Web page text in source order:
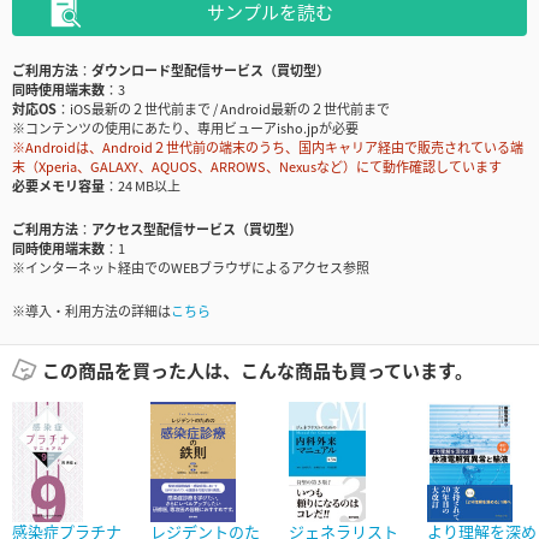
サンプルを読む
ご利用方法
ダウンロード型配信サービス（買切型）
同時使用端末数
3
対応OS
iOS最新の２世代前まで / Android最新の２世代前まで
※コンテンツの使用にあたり、専用ビューアisho.jpが必要
※Androidは、Android２世代前の端末のうち、国内キャリア経由で販売されている端
末（Xperia、GALAXY、AQUOS、ARROWS、Nexusなど）にて動作確認しています
必要メモリ容量
24 MB以上
ご利用方法
アクセス型配信サービス（買切型）
同時使用端末数
1
※インターネット経由でのWEBブラウザによるアクセス参照
※導入・利用方法の詳細はこちら
この商品を買った人は、こんな商品も買っています。
感染症プラチナ レジデントのた ジェネラリスト より理解を深め